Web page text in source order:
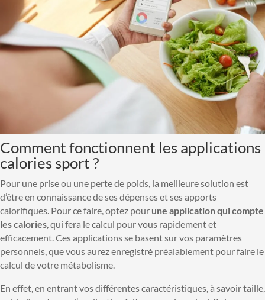
Comment fonctionnent les applications
calories sport ?
Pour une prise ou une perte de poids, la meilleure solution est
d’être en connaissance de ses dépenses et ses apports
calorifiques. Pour ce faire, optez pour une application qui compte
les calories, qui fera le calcul pour vous rapidement et
efficacement. Ces applications se basent sur vos paramètres
personnels, que vous aurez enregistré préalablement pour faire le
calcul de votre métabolisme.
En effet, en entrant vos différentes caractéristiques, à savoir taille,